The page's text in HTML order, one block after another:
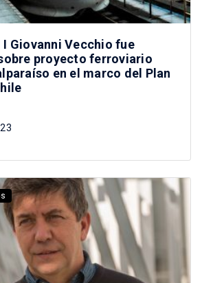
I Giovanni Vecchio fue
proyecto ferroviario
en el marco del Plan